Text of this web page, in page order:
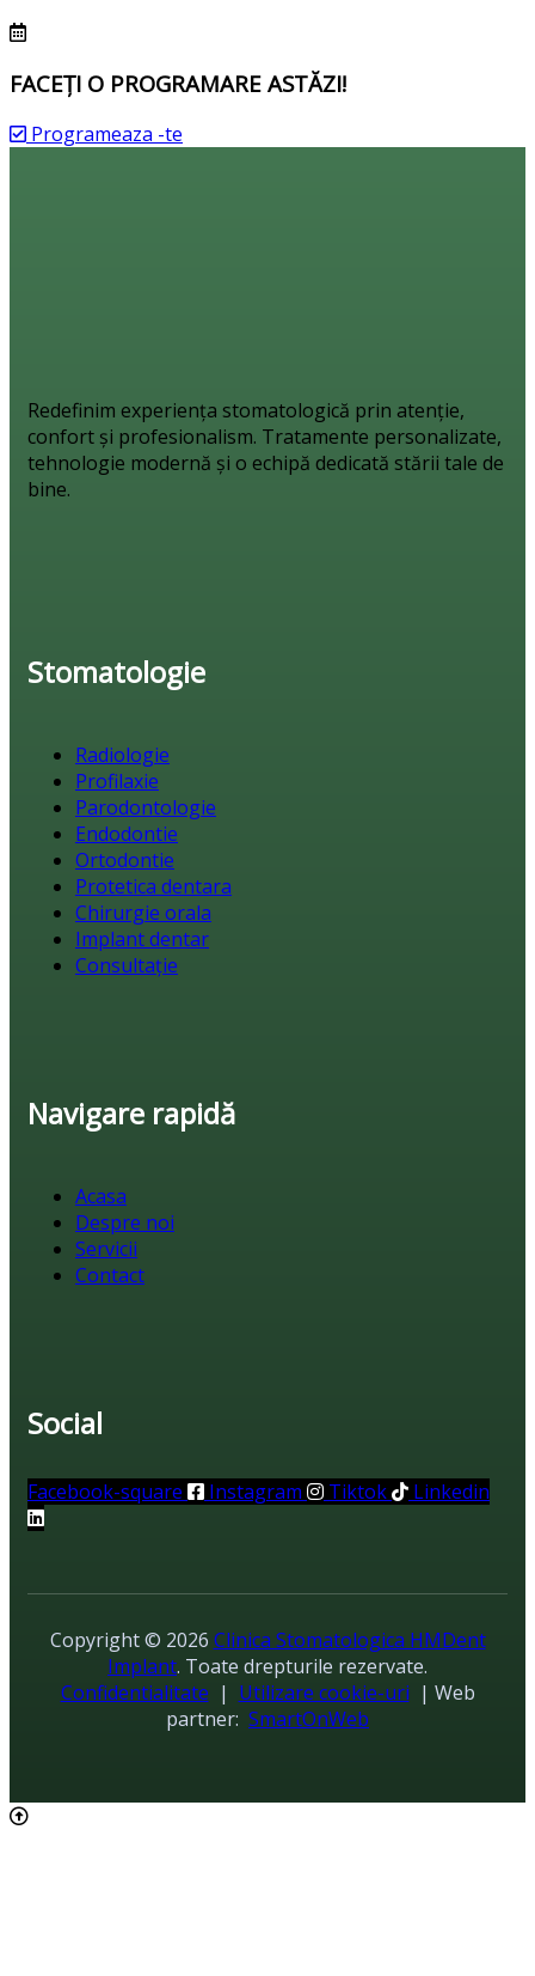
FACEȚI O PROGRAMARE ASTĂZI!
Programeaza -te
Redefinim experiența stomatologică prin atenție,
confort și profesionalism. Tratamente personalizate,
tehnologie modernă și o echipă dedicată stării tale de
bine.
Stomatologie
Radiologie
Profilaxie
Parodontologie
Endodontie
Ortodontie
Protetica dentara
Chirurgie orala
Implant dentar
Consultație
Navigare rapidă
Acasa
Despre noi
Servicii
Contact
Social
Facebook-square Instagram Tiktok Linkedin
Copyright © 2026 Clinica Stomatologica HMDent
Implant. Toate drepturile rezervate.
Confidentialitate | Utilizare cookie-uri | Web
partner: SmartOnWeb